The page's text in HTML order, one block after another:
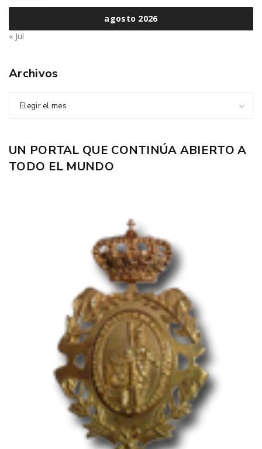
agosto 2026
« Jul
Archivos
Elegir el mes
UN PORTAL QUE CONTINÚA ABIERTO A
TODO EL MUNDO